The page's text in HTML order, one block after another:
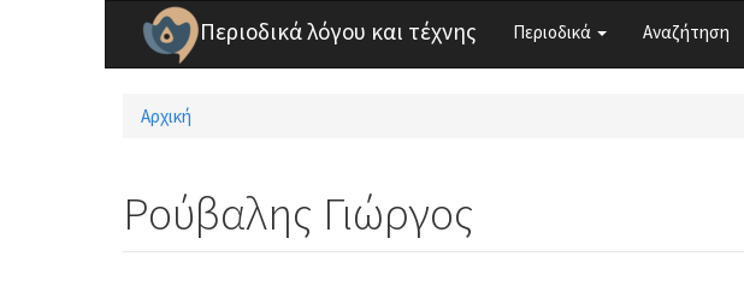
Παράκαμψη προς το κυρίως περιεχόμενο
Περιοδικά λόγου και τέχνης Περιοδικά Αναζήτηση
Είστε εδώ
Αρχική
Ρούβαλης Γιώργος